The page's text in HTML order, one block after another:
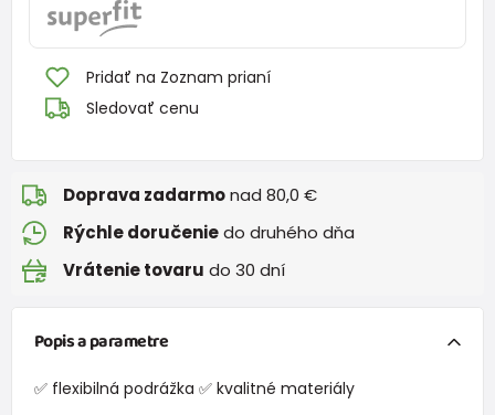
Pridať na Zoznam prianí
Sledovať cenu
Doprava zadarmonad 80,0 €
Rýchle doručeniedo druhého dňa
Vrátenie tovaru do 30 dní
Popis a parametre
✅ flexibilná podrážka ✅ kvalitné materiály